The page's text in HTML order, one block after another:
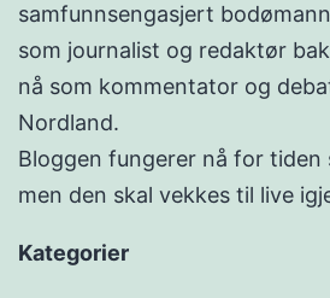
samfunnsengasjert
som journalist og redaktør
nå som kommentator og
Nordland.
Bloggen fungerer nå for tiden
men den skal vekkes til live
Kategorier